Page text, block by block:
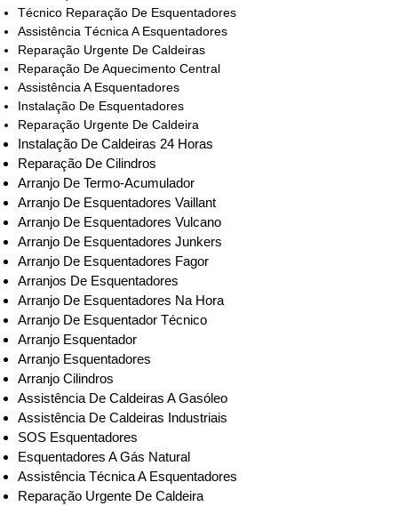
Técnico Reparação De Esquentadores
Assistência Técnica A Esquentadores
Reparação Urgente De Caldeiras
Reparação De Aquecimento Central
Assistência A Esquentadores
Instalação De Esquentadores
Reparação Urgente De Caldeira
Instalação De Caldeiras 24 Horas
Reparação De Cilindros
Arranjo De Termo-Acumulador
Arranjo De Esquentadores Vaillant
Arranjo De Esquentadores Vulcano
Arranjo De Esquentadores Junkers
Arranjo De Esquentadores Fagor
Arranjos De Esquentadores
Arranjo De Esquentadores Na Hora
Arranjo De Esquentador Técnico
Arranjo Esquentador
Arranjo Esquentadores
Arranjo Cilindros
Assistência De Caldeiras A Gasóleo
Assistência De Caldeiras Industriais
SOS Esquentadores
Esquentadores A Gás Natural
Assistência Técnica A Esquentadores
Reparação Urgente De Caldeira